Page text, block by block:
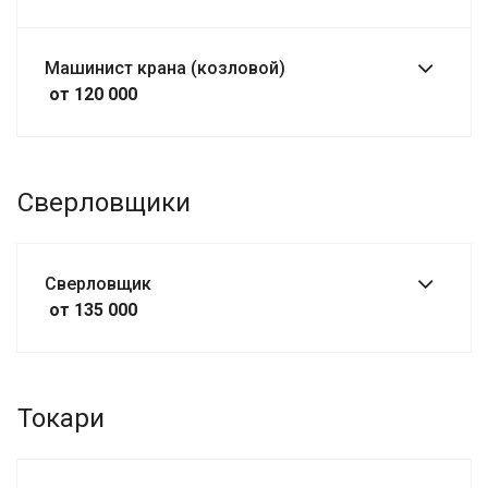
Машинист крана (козловой)
от 120 000
Сверловщики
Сверловщик
от 135 000
Токари